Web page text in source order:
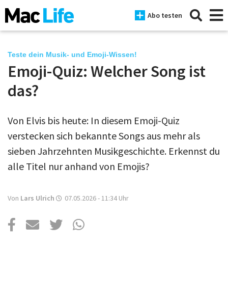
Abo testen
News
Mac
iPad
Tests
Über uns
Teste dein Musik- und Emoji-Wissen!
Emoji-Quiz: Welcher Song ist
das?
Von Elvis bis heute: In diesem Emoji-Quiz
verstecken sich bekannte Songs aus mehr als
sieben Jahrzehnten Musikgeschichte. Erkennst du
alle Titel nur anhand von Emojis?
Von Lars Ulrich 07.05.2026 - 11:34 Uhr